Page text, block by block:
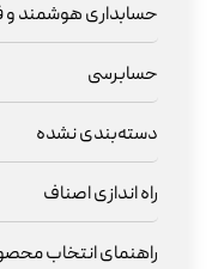
حسابداری هوشمند و
حسابرسی
دسته‌بندی نشده
راه اندازی اصناف
راهنمای انتخاب